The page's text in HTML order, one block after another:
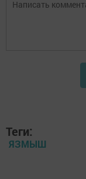
Теги:
ЯЗМЫШ